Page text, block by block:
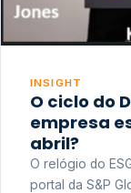
INSIGHT
O ciclo do
empresa
abril?
O relógio do ESG global
portal da S&P